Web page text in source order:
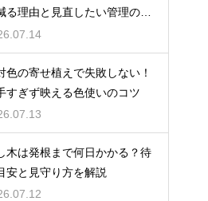
る理由と見直したい管理のコ
色の寄せ植えで失敗しない！
すぎず映える色使いのコツ
木は発根まで何日かかる？待
安と見守り方を解説